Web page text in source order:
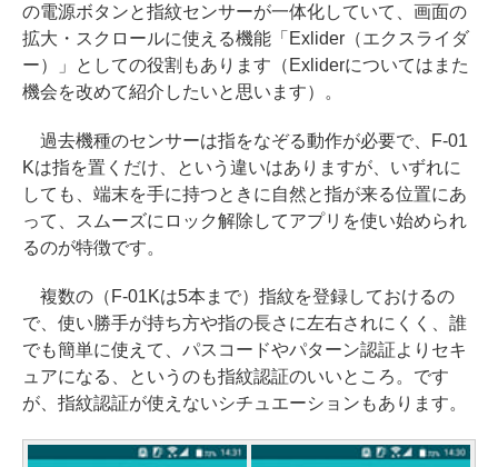
の電源ボタンと指紋センサーが一体化していて、画面の
拡大・スクロールに使える機能「Exlider（エクスライダ
ー）」としての役割もあります（Exliderについてはまた
機会を改めて紹介したいと思います）。
過去機種のセンサーは指をなぞる動作が必要で、F-01
Kは指を置くだけ、という違いはありますが、いずれに
しても、端末を手に持つときに自然と指が来る位置にあ
って、スムーズにロック解除してアプリを使い始められ
るのが特徴です。
複数の（F-01Kは5本まで）指紋を登録しておけるの
で、使い勝手が持ち方や指の長さに左右されにくく、誰
でも簡単に使えて、パスコードやパターン認証よりセキ
ュアになる、というのも指紋認証のいいところ。です
が、指紋認証が使えないシチュエーションもあります。